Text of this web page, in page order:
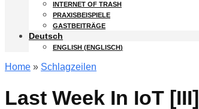
INTERNET OF TRASH
PRAXISBEISPIELE
GASTBEITRÄGE
Deutsch
ENGLISH (ENGLISCH)
Home » Schlagzeilen
Last Week In IoT [III]